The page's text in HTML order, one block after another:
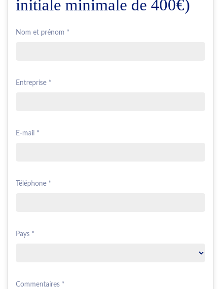
initiale minimale de 400€)
Nom et prénom *
Entreprise *
E-mail *
Téléphone *
Pays *
Commentaires *